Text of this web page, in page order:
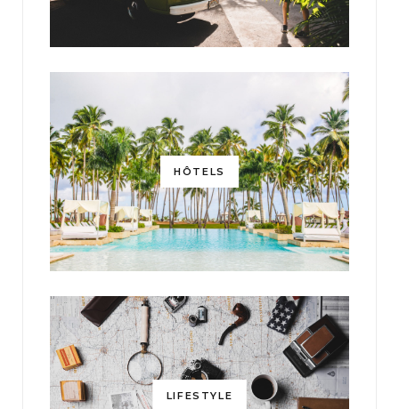
HÔTELS
LIFESTYLE